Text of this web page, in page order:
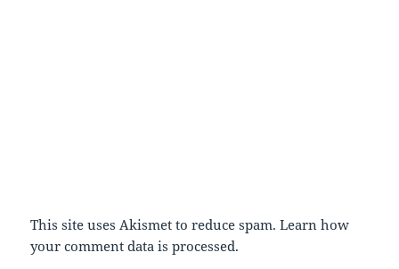
This site uses Akismet to reduce spam.Learn how
your comment data is processed.